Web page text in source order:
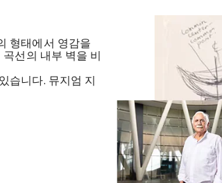
형태에서 영감을
선의 내부 벽을 비
습니다. 뮤지엄 지